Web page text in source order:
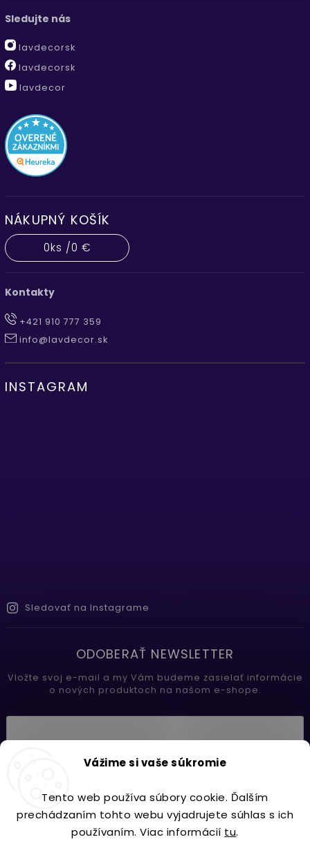
Vážime si vaše súkromie
Tento web používa súbory cookie. Ďalším
prechádzaním tohto webu vyjadrujete súhlas s ich
používaním. Viac informácií tu.
Sledujte nás
lavdecorsk
lavdecorsk
lavdecor
NÁKUPNÝ KOŠÍK
0ks /0 €
Kontakty
+421 910 777 359
info@lavdecor.sk
INSTAGRAM
Sledovať na Instagrame
ODOBERAŤ NEWSLETTER
Vložte svoj e-mail a my Vám budeme zasielať informácie
o nových produktoch na našom e-shope.
Prihlásiť sa